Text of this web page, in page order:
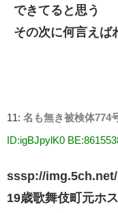
できてると思う
その次に何言えば
11: 名も無き被検体774
ID:igBJpylK0
sssp://
19歳歌舞伎町元ホ